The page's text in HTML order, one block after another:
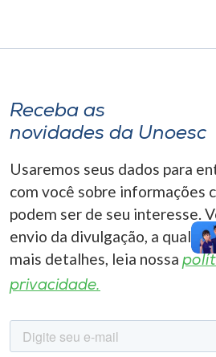
A+
Receba as
novidades da Unoesc
Usaremos seus dados para
com você sobre informações
podem ser de seu interesse.
envio da divulgação, a
mais detalhes, leia nossa
privacidade.